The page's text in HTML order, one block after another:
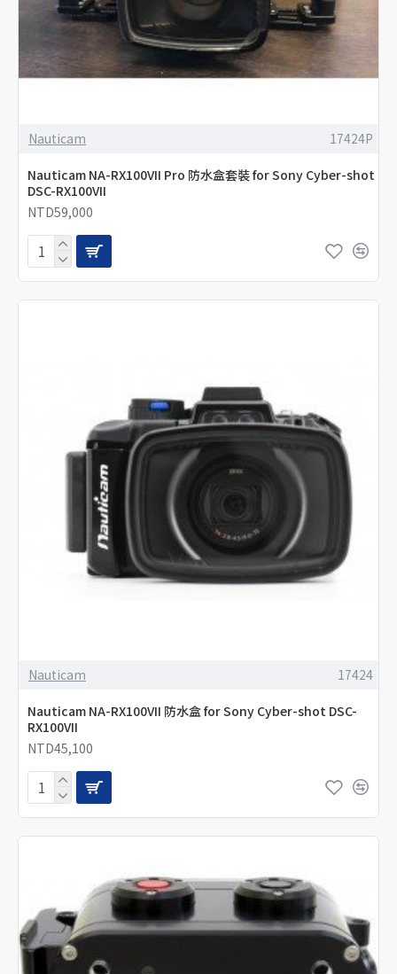
Nauticam 17424P
Nauticam NA-RX100VII Pro 防水盒套裝 for Sony Cyber-shot
DSC-RX100VII
NTD59,000
Nauticam 17424
Nauticam NA-RX100VII 防水盒 for Sony Cyber-shot DSC-
RX100VII
NTD45,100